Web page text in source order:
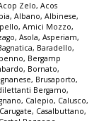
Zelo, Acos
, Albano, Albinese,
, Amici Mozzo,
, Asola, Asperiam,
, Baradello,
, Bergamp
, Bornato,
, Brusaporto,
Bergamo,
, Calepio, Calusco,
Carugate, Casalbuttano,